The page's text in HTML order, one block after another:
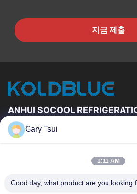
지금 제출
ANHUI SOCOOL
빠른 링크
우리에
공장 여행
품질 관리
Gary Tsui
1:11 AM
Good day, what product are you looking